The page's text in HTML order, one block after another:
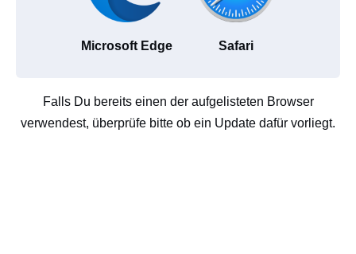
Microsoft Edge Safari
Falls Du bereits einen der aufgelisteten Browser
verwendest, überprüfe bitte ob ein Update dafür vorliegt.